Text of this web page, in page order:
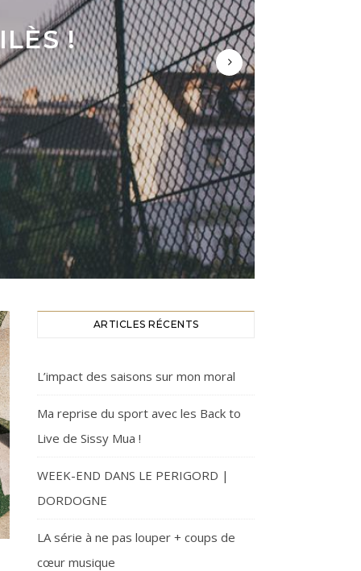
!
MORAL
ARTICLES RÉCENTS
L’impact des saisons sur mon moral
Ma reprise du sport avec les Back to
Live de Sissy Mua !
WEEK-END DANS LE PERIGORD |
DORDOGNE
LA série à ne pas louper + coups de
cœur musique